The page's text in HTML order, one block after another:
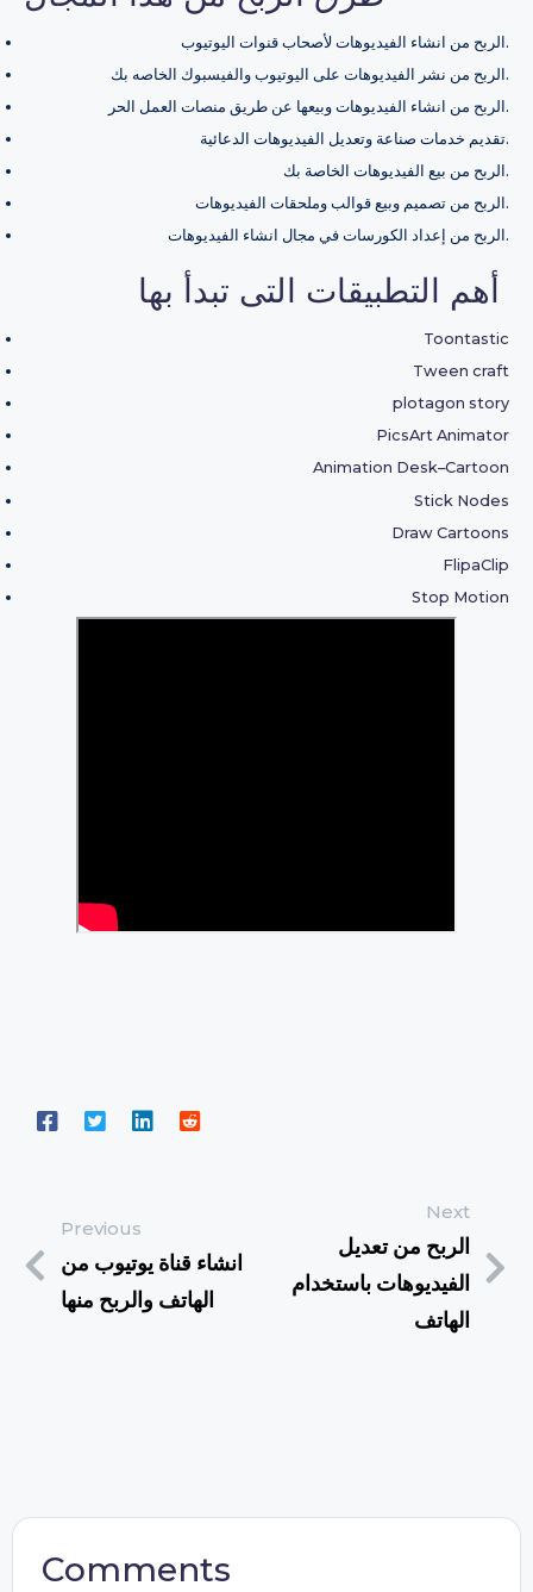
الربح من انشاء الفيديوهات لأصحاب قنوات اليوتيوب.
الربح من نشر الفيديوهات على اليوتيوب والفيسبوك الخاصه بك.
الربح من انشاء الفيديوهات وبيعها عن طريق منصات العمل الحر.
تقديم خدمات صناعة وتعديل الفيديوهات الدعائية.
الربح من بيع الفيديوهات الخاصة بك.
الربح من تصميم وبيع قوالب وملحقات الفيديوهات.
الربح من إعداد الكورسات في مجال انشاء الفيديوهات.
Toontastic
Tween craft
plotagon story
PicsArt Animator
Animation Desk–Cartoon
Stick Nodes
Draw Cartoons
FlipaClip
Stop Motion
Previous
انشاء قناة يوتيوب من
الهاتف والربح منها
Next
الربح من تعديل
الفيديوهات باستخدام
الهاتف
Comments